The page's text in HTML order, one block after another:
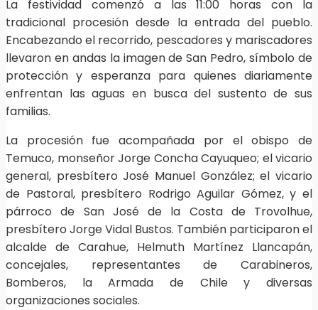
La festividad comenzó a las 11:00 horas con la
tradicional procesión desde la entrada del pueblo.
Encabezando el recorrido, pescadores y mariscadores
llevaron en andas la imagen de San Pedro, símbolo de
protección y esperanza para quienes diariamente
enfrentan las aguas en busca del sustento de sus
familias.
La procesión fue acompañada por el obispo de
Temuco, monseñor Jorge Concha Cayuqueo; el vicario
general, presbítero José Manuel González; el vicario
de Pastoral, presbítero Rodrigo Aguilar Gómez, y el
párroco de San José de la Costa de Trovolhue,
presbítero Jorge Vidal Bustos. También participaron el
alcalde de Carahue, Helmuth Martínez Llancapán,
concejales, representantes de Carabineros,
Bomberos, la Armada de Chile y diversas
organizaciones sociales.